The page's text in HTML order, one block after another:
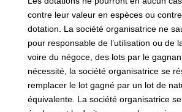
contre leur valeur en espèces ou
dotation. La société organisatrice ne
pour responsable de l’utilisation ou de
voire du négoce, des lots par le
nécessité, la société organisatrice se
remplacer le lot gagné par un lot de
équivalente. La société organisatrice